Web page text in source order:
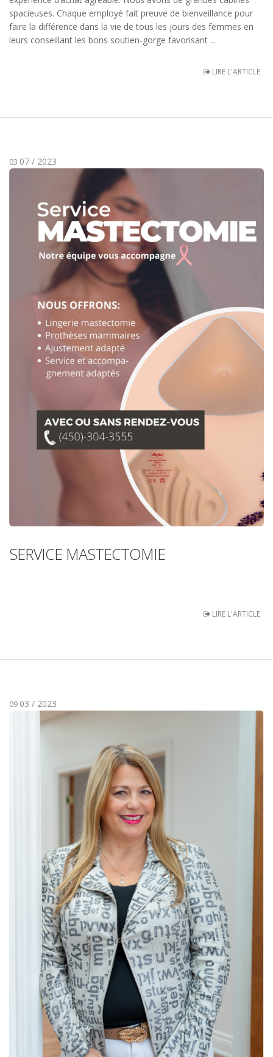
spacieuses. Chaque employé fait preuve de bienveillance pour
faire la différence dans la vie de tous les jours des femmes en
leurs conseillant les bons soutien-gorge favorisant ...
LIRE L'ARTICLE
03 07 / 2023
SERVICE MASTECTOMIE
LIRE L'ARTICLE
09 03 / 2023